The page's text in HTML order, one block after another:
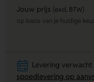
Jouw prijs (excl. BTW)
op basis van je huidige
Levering
spoedlevering op